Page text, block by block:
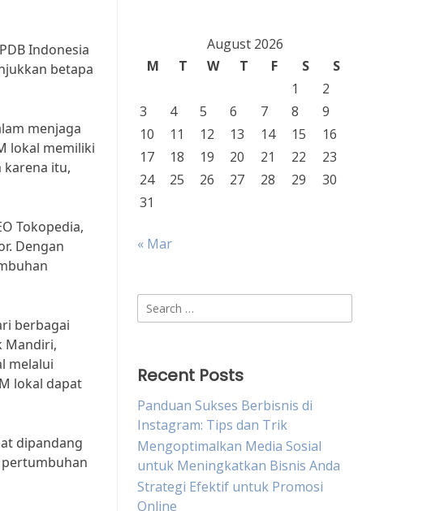
Indonesia
betapa
menjaga
lokal memiliki
karena itu,
Tokopedia,
Dengan
berbagai
Mandiri,
melalui
lokal dapat
dipandang
August 2026
M
T W T F S
S
1
2
3
4 5 6 7 8
9
10
11 12 13 14 15
16
17
18 19 20 21 22
23
24
25 26 27 28 29
30
31
« Mar
Search
for:
Recent Posts
Panduan Sukses Berbisnis di
Instagram: Tips dan Trik
Mengoptimalkan Media Sosial
untuk Meningkatkan Bisnis Anda
Strategi Efektif untuk Promosi
Online